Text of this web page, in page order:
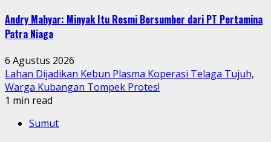
Andry Mahyar: Minyak Itu Resmi Bersumber dari PT Pertamina
Patra Niaga
6 Agustus 2026
Lahan Dijadikan Kebun Plasma Koperasi Telaga Tujuh,
Warga Kubangan Tompek Protes!
1 min read
Sumut